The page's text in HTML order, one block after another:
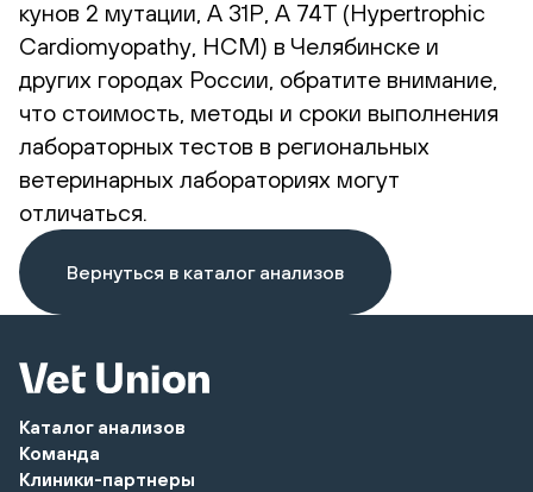
кунов 2 мутации, А 31Р, А 74Т (Hypertrophic
Сardiomyopathy, HCM) в Челябинске и
других городах России, обратите внимание,
что стоимость, методы и сроки выполнения
лабораторных тестов в региональных
ветеринарных лабораториях могут
отличаться.
Вернуться в каталог анализов
Каталог анализов
Команда
Клиники-партнеры